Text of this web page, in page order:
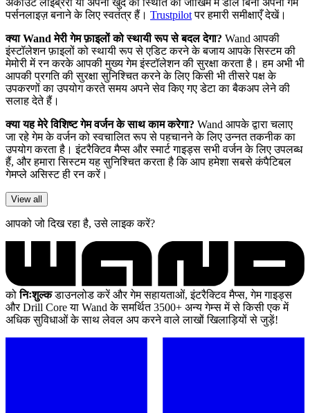
पर्सनलाइज़ बनाने के लिए स्वतंत्र हैं। Trustpilotपर हमारी समीक्षाएँ देखें।
क्या Wand मेरी गेम फ़ाइलों को स्थायी रूप से बदल देगा? Wand आपकी
इंस्टॉलेशन फ़ाइलों को स्थायी रूप से एडिट करने के बजाय आपके सिस्टम की
मेमोरी में रन करके आपकी मुख्य गेम इंस्टॉलेशन की सुरक्षा करता है। हम अभी भी
आपकी प्रगति की सुरक्षा सुनिश्चित करने के लिए किसी भी तीसरे पक्ष के
उपकरणों का उपयोग करते समय अपने सेव किए गए डेटा का बैकअप लेने की
सलाह देते हैं।
क्या यह मेरे विशिष्ट गेम वर्जन के साथ काम करेगा? Wand आपके द्वारा चलाए
जा रहे गेम के वर्जन को स्वचालित रूप से पहचानने के लिए उन्नत तकनीक का
उपयोग करता है। इंटरैक्टिव मैप्स और स्मार्ट गाइड्स सभी वर्जन के लिए उपलब्ध
हैं, और हमारा सिस्टम यह सुनिश्चित करता है कि आप हमेशा सबसे कंपैटिबल
गेमप्ले असिस्ट ही रन करें।
View all
आपको जो दिख रहा है, उसे लाइक करें?
कोनिःशुल्कडाउनलोड करें और गेम सहायताओं, इंटरैक्टिव मैप्स, गेम गाइड्स
और Drill Core या Wand के समर्थित 3500+ अन्य गेम्स में से किसी एक में
अधिक सुविधाओं के साथ लेवल अप करने वाले लाखों खिलाड़ियों से जुड़ें!